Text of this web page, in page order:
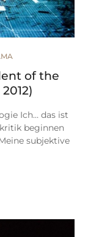
of the
Ich… das ist
beginnen
subjektive